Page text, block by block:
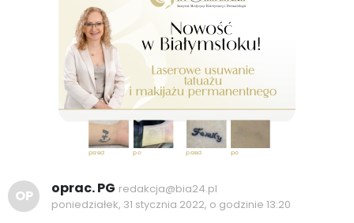
OP oprac. PG redakcja@bia24.pl
poniedziałek, 31 stycznia 2022, o godzinie 13:20